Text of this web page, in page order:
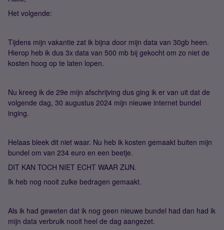
Het volgende:
Tijdens mijn vakantie zat ik bijna door mijn data van 30gb heen.
Hierop heb ik dus 3x data van 500 mb bij gekocht om zo niet de
kosten hoog op te laten lopen.
Nu kreeg ik de 29e mijn afschrijving dus ging ik er van uit dat de
volgende dag, 30 augustus 2024 mijn nieuwe internet bundel
inging.
Helaas bleek dit niet waar. Nu heb ik kosten gemaakt buiten mijn
bundel om van 234 euro en een beetje.
DIT KAN TOCH NIET ECHT WAAR ZIJN.
Ik heb nog nooit zulke bedragen gemaakt.
Als ik had geweten dat ik nog geen nieuwe bundel had dan had ik
mijn data verbruik nooit heel de dag aangezet.